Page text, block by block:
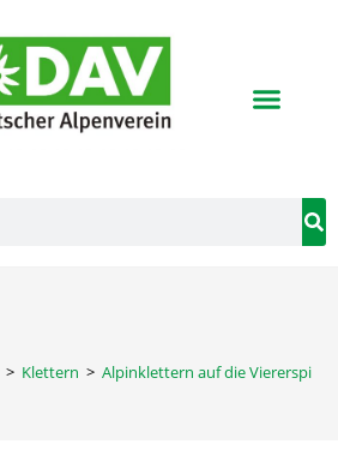
> Klettern > Alpinklettern auf die Viererspitze,